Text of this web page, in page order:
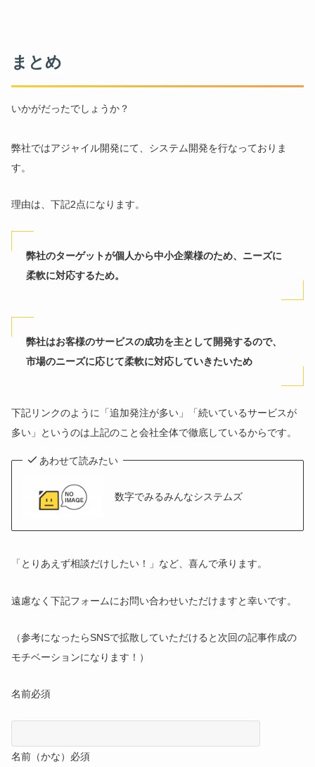
まとめ
いかがだったでしょうか？
弊社ではアジャイル開発にて、システム開発を行なっておりま
す。
理由は、下記2点になります。
弊社のターゲットが個人から中小企業様のため、ニーズに
柔軟に対応するため。
弊社はお客様のサービスの成功を主として開発するので、
市場のニーズに応じて柔軟に対応していきたいため
下記リンクのように「追加発注が多い」「続いているサービスが
多い」というのは上記のこと会社全体で徹底しているからです。
あわせて読みたい
数字でみるみんなシステムズ
「とりあえず相談だけしたい！」など、喜んで承ります。
遠慮なく下記フォームにお問い合わせいただけますと幸いです。
（参考になったらSNSで拡散していただけると次回の記事作成の
モチベーションになります！）
名前必須
名前（かな） 必須